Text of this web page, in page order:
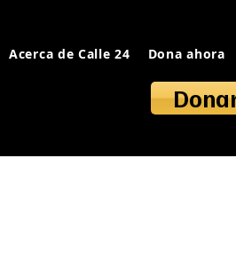
Acerca de Calle 24 Dona ahora